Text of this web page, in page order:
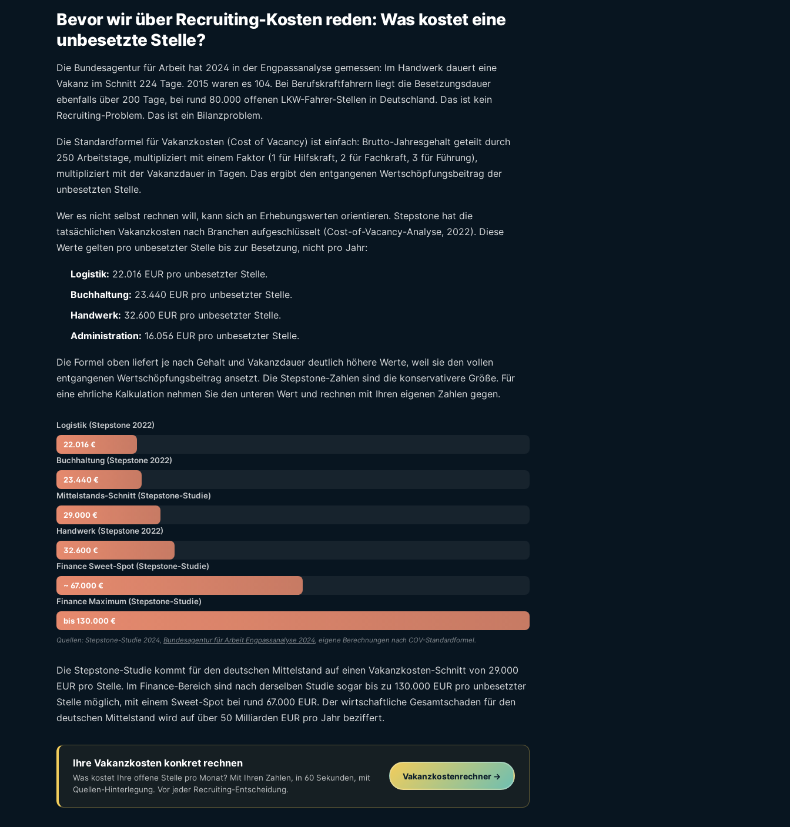
Bevor wir über Recruiting-Kosten reden: Was kostet eine
unbesetzte Stelle?
Die Bundesagentur für Arbeit hat 2024 in der Engpassanalyse gemessen: Im Handwerk dauert eine
Vakanz im Schnitt 224 Tage. 2015 waren es 104. Bei Berufskraftfahrern liegt die Besetzungsdauer
ebenfalls über 200 Tage, bei rund 80.000 offenen LKW-Fahrer-Stellen in Deutschland. Das ist kein
Recruiting-Problem. Das ist ein Bilanzproblem.
Die Standardformel für Vakanzkosten (Cost of Vacancy) ist einfach: Brutto-Jahresgehalt geteilt durch
250 Arbeitstage, multipliziert mit einem Faktor (1 für Hilfskraft, 2 für Fachkraft, 3 für Führung),
multipliziert mit der Vakanzdauer in Tagen. Das ergibt den entgangenen Wertschöpfungsbeitrag der
unbesetzten Stelle.
Wer es nicht selbst rechnen will, kann sich an Erhebungswerten orientieren. Stepstone hat die
tatsächlichen Vakanzkosten nach Branchen aufgeschlüsselt (Cost-of-Vacancy-Analyse, 2022). Diese
Werte gelten pro unbesetzter Stelle bis zur Besetzung, nicht pro Jahr:
Logistik: 22.016 EUR pro unbesetzter Stelle.
Buchhaltung: 23.440 EUR pro unbesetzter Stelle.
Handwerk: 32.600 EUR pro unbesetzter Stelle.
Administration: 16.056 EUR pro unbesetzter Stelle.
Die Formel oben liefert je nach Gehalt und Vakanzdauer deutlich höhere Werte, weil sie den vollen
entgangenen Wertschöpfungsbeitrag ansetzt. Die Stepstone-Zahlen sind die konservativere Größe. Für
eine ehrliche Kalkulation nehmen Sie den unteren Wert und rechnen mit Ihren eigenen Zahlen gegen.
Logistik (Stepstone 2022)
22.016 €
Buchhaltung (Stepstone 2022)
23.440 €
Mittelstands-Schnitt (Stepstone-Studie)
29.000 €
Handwerk (Stepstone 2022)
32.600 €
Finance Sweet-Spot (Stepstone-Studie)
~ 67.000 €
Finance Maximum (Stepstone-Studie)
bis 130.000 €
Quellen: Stepstone-Studie 2024, Bundesagentur für Arbeit Engpassanalyse 2024, eigene Berechnungen nach COV-Standardformel.
Die Stepstone-Studie kommt für den deutschen Mittelstand auf einen Vakanzkosten-Schnitt von 29.000
EUR pro Stelle. Im Finance-Bereich sind nach derselben Studie sogar bis zu 130.000 EUR pro unbesetzter
Stelle möglich, mit einem Sweet-Spot bei rund 67.000 EUR. Der wirtschaftliche Gesamtschaden für den
deutschen Mittelstand wird auf über 50 Milliarden EUR pro Jahr beziffert.
Ihre Vakanzkosten konkret rechnen
Was kostet Ihre offene Stelle pro Monat? Mit Ihren Zahlen, in 60 Sekunden, mit
Quellen-Hinterlegung. Vor jeder Recruiting-Entscheidung.
Vakanzkostenrechner →